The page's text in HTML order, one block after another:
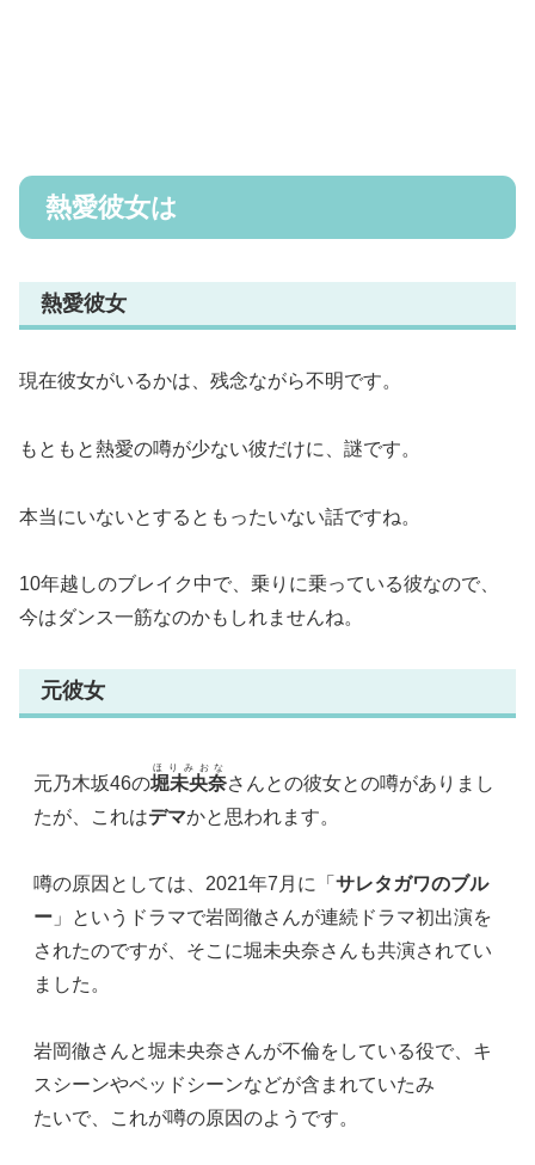
熱愛彼女は
熱愛彼女
現在彼女がいるかは、残念ながら不明です。
もともと熱愛の噂が少ない彼だけに、謎です。
本当にいないとするともったいない話ですね。
10年越しのブレイク中で、乗りに乗っている彼なので、
今はダンス一筋なのかもしれませんね。
元彼女
元乃木坂46の堀未央奈
ほりみおな
さんとの彼女との噂がありまし
たが、これはデマかと思われます。
噂の原因としては、2021年7月に「 サレタガワのブル
ー 」というドラマで岩岡徹さんが連続ドラマ初出演を
されたのですが、そこに堀未央奈さんも共演されてい
ました。
岩岡徹さんと堀未央奈さんが不倫をしている役で、キ
スシーンやベッドシーンなどが含まれていたみ
たいで、これが噂の原因のようです。